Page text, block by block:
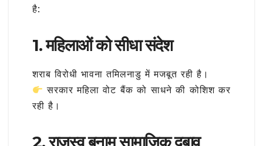
है:
1. महिलाओं को सीधा संदेश
शराब विरोधी भावना तमिलनाडु में मजबूत रही है।
सरकार महिला वोट बैंक को साधने की कोशिश कर
रही है।
2. राजस्व बनाम सामाजिक दबाव